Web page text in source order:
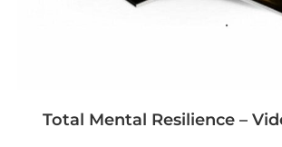
Total Mental Resilience –